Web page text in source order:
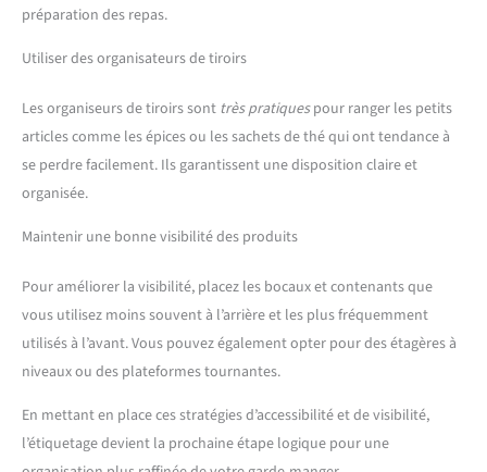
préparation des repas.
Utiliser des organisateurs de tiroirs
Les organiseurs de tiroirs sont très pratiquespour ranger les petits
articles comme les épices ou les sachets de thé qui ont tendance à
se perdre facilement. Ils garantissent une disposition claire et
organisée.
Maintenir une bonne visibilité des produits
Pour améliorer la visibilité, placez les bocaux et contenants que
vous utilisez moins souvent à l’arrière et les plus fréquemment
utilisés à l’avant. Vous pouvez également opter pour des étagères à
niveaux ou des plateformes tournantes.
En mettant en place ces stratégies d’accessibilité et de visibilité,
l’étiquetage devient la prochaine étape logique pour une